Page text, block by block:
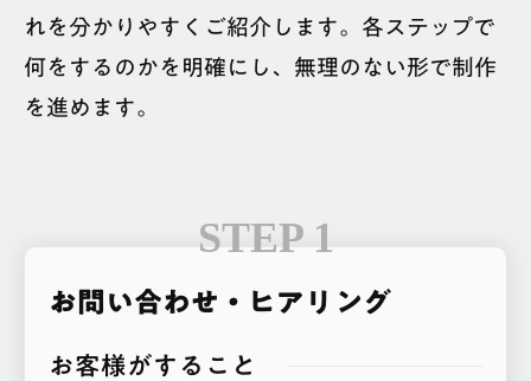
れを分かりやすくご紹介します。各ステップで
何をするのかを明確にし、無理のない形で制作
を進めます。
お問い合わせ・ヒアリング
お客様がすること